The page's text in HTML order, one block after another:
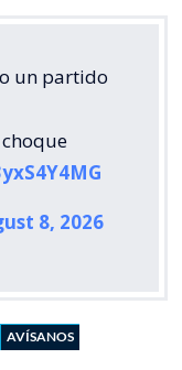
un partido
8, 2026
AVÍSANOS